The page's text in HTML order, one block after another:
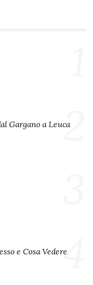
Gargano a Leuca
2
e Cosa Vedere
4